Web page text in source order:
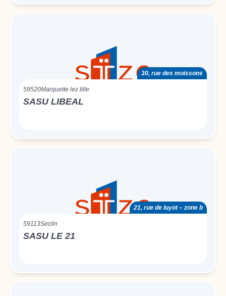
30, rue des moissons
59520Marquette lez lille
SASU LIBEAL
21, rue de luyot – zone b
59113Seclin
SASU LE 21